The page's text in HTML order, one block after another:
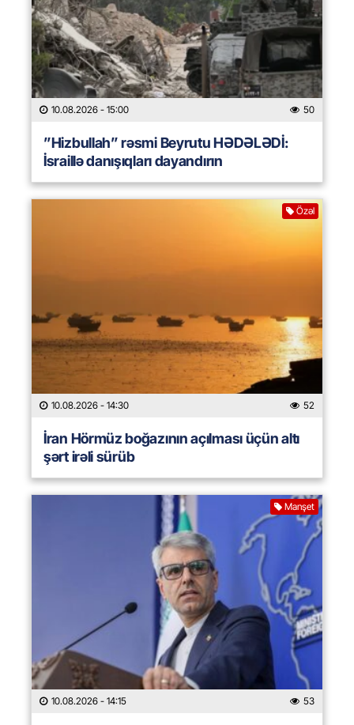
10.08.2026 - 15:00 50
”Hizbullah” rəsmi Beyrutu HƏDƏLƏDİ:
İsraillə danışıqları dayandırın
Özəl
10.08.2026 - 14:30 52
İran Hörmüz boğazının açılması üçün altı
şərt irəli sürüb
Manşet
10.08.2026 - 14:15 53